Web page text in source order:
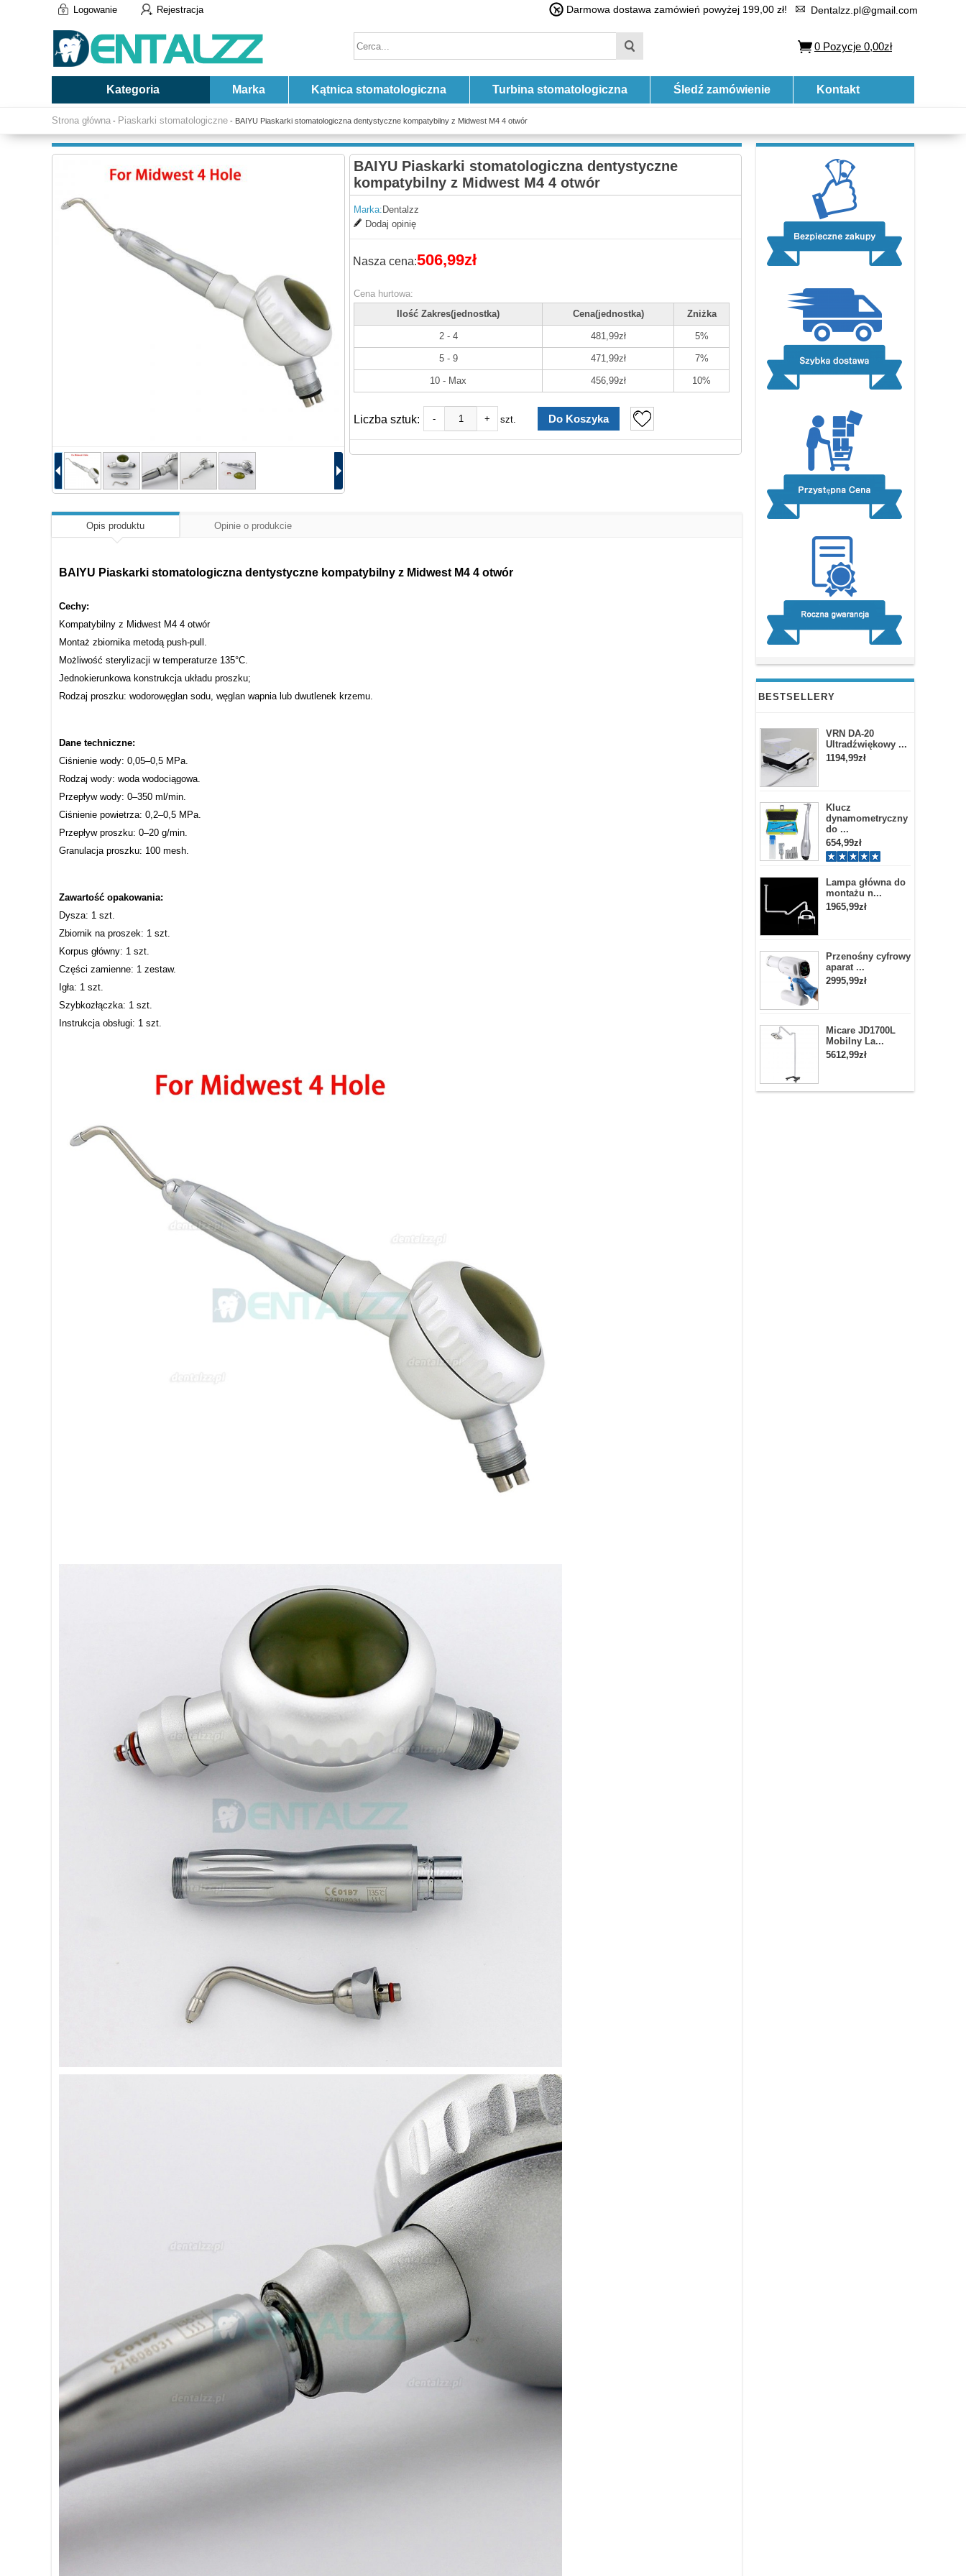
Logowanie Rejestracja Darmowa dostawa zamówień powyżej 199,00 zł! Dentalzz.pl@gmail.com
0 Pozycje 0,00zł
Kategoria Marka Kątnica stomatologiczna Turbina stomatologiczna Śledź zamówienie Kontakt
Strona główna - Piaskarki stomatologiczne - BAIYU Piaskarki stomatologiczna dentystyczne kompatybilny z Midwest M4 4 otwór
BESTSELLERY
VRN DA-20
Ultradźwiękowy ...
1194,99zł
Klucz
dynamometryczny
do ...
654,99zł
Lampa główna do
montażu n...
1965,99zł
Przenośny cyfrowy
aparat ...
2995,99zł
Micare JD1700L
Mobilny La...
5612,99zł
BAIYU Piaskarki stomatologiczna dentystyczne
kompatybilny z Midwest M4 4 otwór
Marka: Dentalzz
Dodaj opinię
Nasza cena:506,99zł
Cena hurtowa:
Ilość Zakres(jednostka)
Cena(jednostka) Zniżka
2 - 4 481,99zł 5%
5 - 9 471,99zł 7%
10 - Max 456,99zł 10%
Liczba sztuk: - + szt.
Opis produktu Opinie o produkcie
BAIYU Piaskarki stomatologiczna dentystyczne kompatybilny z Midwest M4 4 otwór
Cechy:
Kompatybilny z Midwest M4 4 otwór
Montaż zbiornika metodą push-pull.
Możliwość sterylizacji w temperaturze 135°C.
Jednokierunkowa konstrukcja układu proszku;
Rodzaj proszku: wodorowęglan sodu, węglan wapnia lub dwutlenek krzemu.
Dane techniczne:
Ciśnienie wody: 0,05–0,5 MPa.
Rodzaj wody: woda wodociągowa.
Przepływ wody: 0–350 ml/min.
Ciśnienie powietrza: 0,2–0,5 MPa.
Przepływ proszku: 0–20 g/min.
Granulacja proszku: 100 mesh.
Zawartość opakowania:
Dysza: 1 szt.
Zbiornik na proszek: 1 szt.
Korpus główny: 1 szt.
Części zamienne: 1 zestaw.
Igła: 1 szt.
Szybkozłączka: 1 szt.
Instrukcja obsługi: 1 szt.